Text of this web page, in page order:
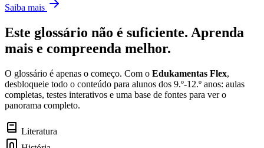
Saiba mais
Este glossário não é suficiente. Aprenda
mais e compreenda melhor.
O glossário é apenas o começo. Com o Edukamentas Flex,
desbloqueie todo o conteúdo para alunos dos 9.º-12.º anos: aulas
completas, testes interativos e uma base de fontes para ver o
panorama completo.
Literatura